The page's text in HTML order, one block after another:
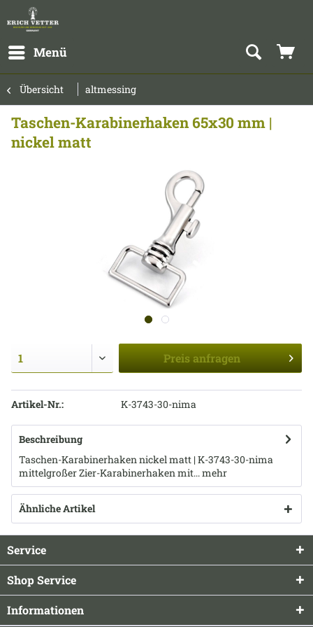
Menü
Übersicht altmessing
Taschen-Karabinerhaken 65x30 mm |
nickel matt
Preis anfragen
Artikel-Nr.: K-3743-30-nima
Beschreibung
Taschen-Karabinerhaken nickel matt | K-3743-30-nima
mittelgroßer Zier-Karabinerhaken mit...mehr
Ähnliche Artikel
Service
Shop Service
Informationen